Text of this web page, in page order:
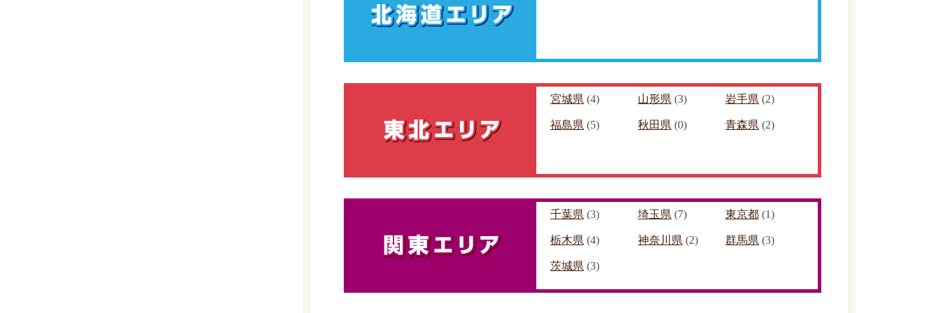
宮城県 (4) 山形県 (3) 岩手県 (2)
福島県 (5) 秋田県 (0) 青森県 (2)
千葉県 (3) 埼玉県 (7) 東京都 (1)
栃木県 (4) 神奈川県 (2) 群馬県 (3)
茨城県 (3)